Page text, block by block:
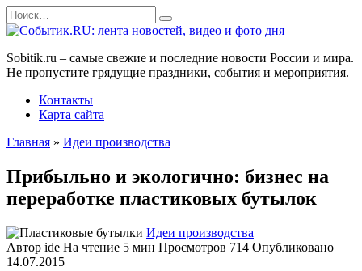
Перейти
к
Search
for:
Sobitik.ru – самые свежие и последние новости России и мира.
Не пропустите грядущие праздники, события и мероприятия.
Контакты
Карта сайта
Главная » Идеи производства
Прибыльно и экологично: бизнес на
переработке пластиковых бутылок
Идеи производства
Автор ide На чтение 5 мин Просмотров 714 Опубликовано
14.07.2015